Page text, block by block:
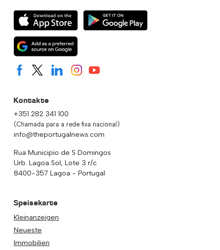
Kontakte
+351 282 341 100
(Chamada para a rede fixa nacional)
info@theportugalnews.com
Rua Municipio de S Domingos
Urb. Lagoa Sol, Lote 3 r/c
8400-357 Lagoa - Portugal
Speisekarte
Kleinanzeigen
Neueste
Immobilien